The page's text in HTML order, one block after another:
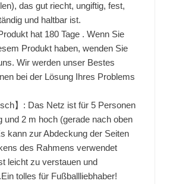
das gut riecht, ungiftig, fest,
und haltbar ist.
hat 180 Tage . Wenn Sie
Produkt haben, wenden Sie
Wir werden unser Bestes
bei der Lösung Ihres Problems
】: Das Netz ist für 5 Personen
und 2 m hoch (gerade nach oben
kann zur Abdeckung der Seiten
des Rahmens verwendet
leicht zu verstauen und
tolles für Fußballliebhaber!